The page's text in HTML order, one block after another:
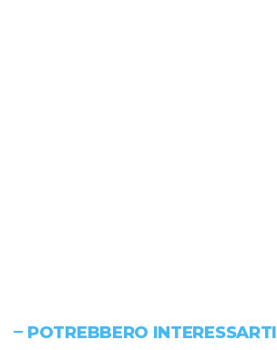
POTREBBERO INTERESSARTI